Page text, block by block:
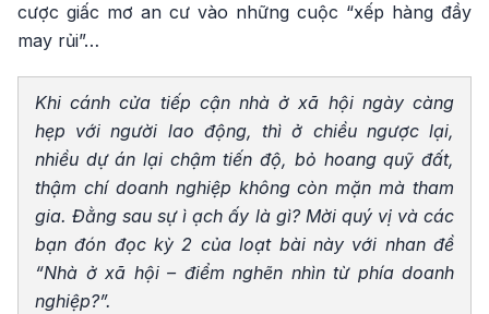
cược giấc mơ an cư vào những cuộc “xếp hàng đầy
may rủi”…
Khi cánh cửa tiếp cận nhà ở xã hội ngày càng
hẹp với người lao động, thì ở chiều ngược lại,
nhiều dự án lại chậm tiến độ, bỏ hoang quỹ đất,
thậm chí doanh nghiệp không còn mặn mà tham
gia. Đằng sau sự ì ạch ấy là gì? Mời quý vị và các
bạn đón đọc kỳ 2 của loạt bài này với nhan đề
“Nhà ở xã hội – điểm nghẽn nhìn từ phía doanh
nghiệp?”.